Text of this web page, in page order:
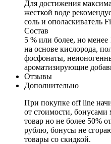
Для достижения
жесткой воде
соль и ополаскиватель
Состав
5 % или более, но
на основе кислорода,
фосфонаты,
ароматизирующие
Отзывы
Дополнительно
При покупке off line
от стоимости, бонусами
товар но не более 50%
рублю, бонусы не
товары со скидкой.